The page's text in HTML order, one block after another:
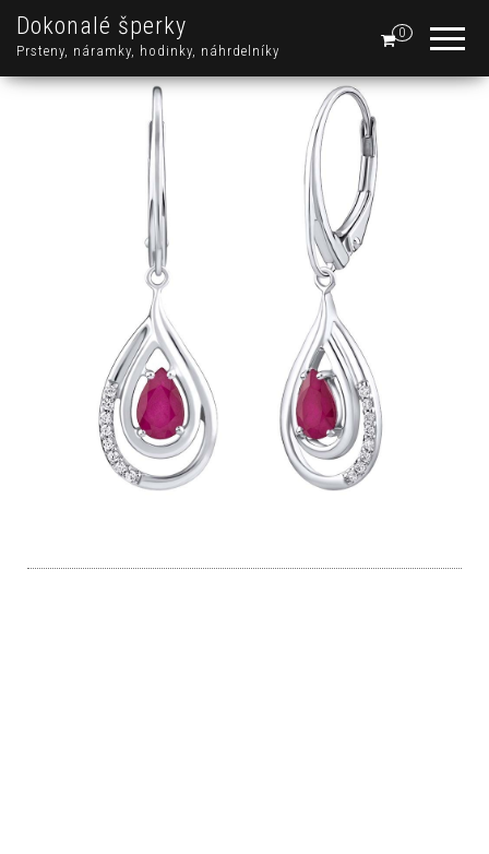
Dokonalé šperky
Prsteny, náramky, hodinky, náhrdelníky
0